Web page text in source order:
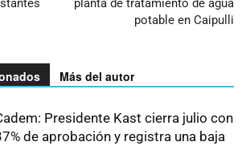
planta de tratamiento de agua
potable en Caipulli
Más del autor
Presidente Kast cierra julio con
de aprobación y registra una baja